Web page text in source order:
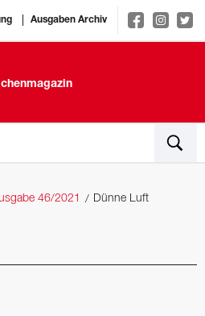
Ausgaben Archiv
46/2021 Dünne Luft